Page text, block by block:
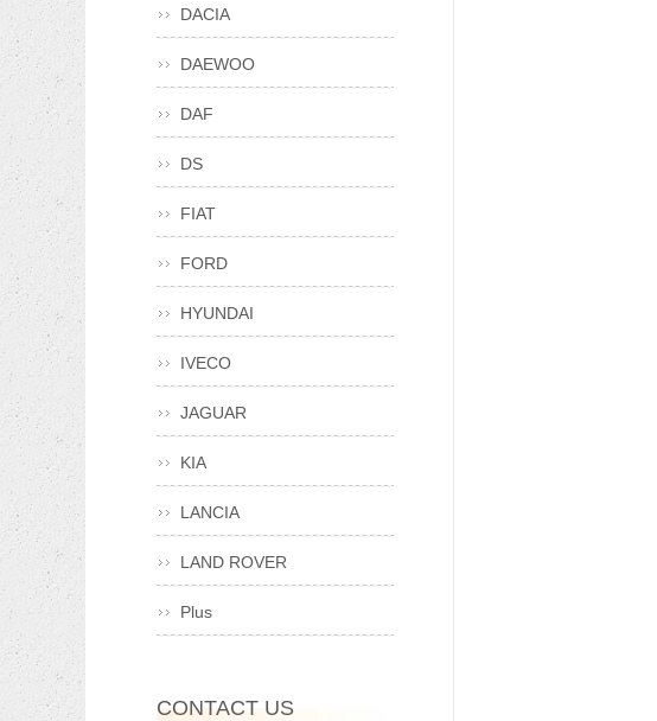
DACIA
DAEWOO
DAF
DS
FIAT
FORD
HYUNDAI
IVECO
JAGUAR
KIA
LANCIA
LAND ROVER
Plus
CONTACT US